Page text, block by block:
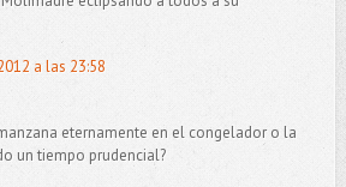
a las 23:58
eternamente en el congelador o la
un tiempo prudencial?